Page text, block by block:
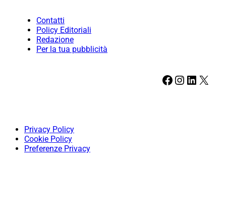
Contatti
Policy Editoriali
Redazione
Per la tua pubblicità
Facebook Instagram LinkedIn X
Privacy Policy
Cookie Policy
Preferenze Privacy